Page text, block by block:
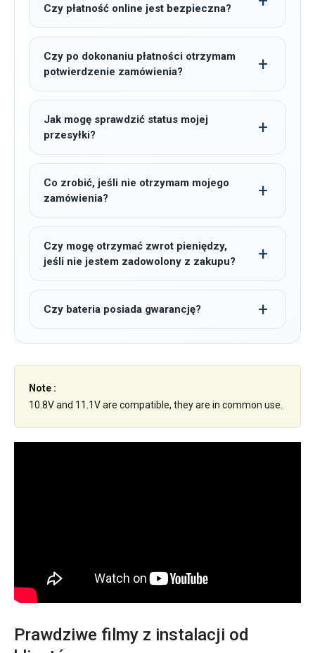
Czy płatność online jest bezpieczna?
Czy po dokonaniu płatności otrzymam
potwierdzenie zamówienia?
Jak mogę sprawdzić status mojej
przesyłki?
Co zrobić, jeśli nie otrzymam mojego
zamówienia?
Czy mogę otrzymać zwrot pieniędzy,
jeśli nie jestem zadowolony z zakupu?
Czy bateria posiada gwarancję?
Note :
10.8V and 11.1V are compatible, they are in common use.
Prawdziwe filmy z instalacji od